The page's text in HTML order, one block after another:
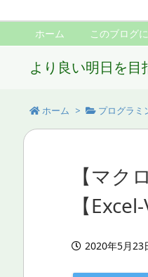
ホーム このブログ
より良い明日を目
ホーム > プログラミ
【マク
【Excel-
2020年5月23